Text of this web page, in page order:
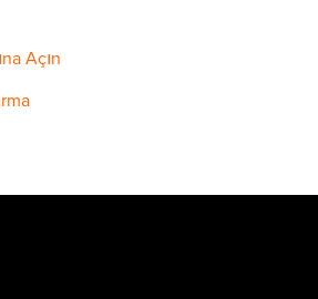
Açın